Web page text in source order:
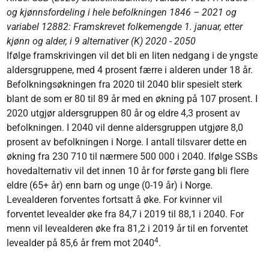
og kjønnsfordeling i hele befolkningen 1846 – 2021 og
variabel 12882: Framskrevet folkemengde 1. januar, etter
kjønn og alder, i 9 alternativer (K) 2020 - 2050
Ifølge framskrivingen vil det bli en liten nedgang i de yngste
aldersgruppene, med 4 prosent færre i alderen under 18 år.
Befolkningsøkningen fra 2020 til 2040 blir spesielt sterk
blant de som er 80 til 89 år med en økning på 107 prosent. I
2020 utgjør aldersgruppen 80 år og eldre 4,3 prosent av
befolkningen. I 2040 vil denne aldersgruppen utgjøre 8,0
prosent av befolkningen i Norge. I antall tilsvarer dette en
økning fra 230 710 til nærmere 500 000 i 2040. Ifølge SSBs
hovedalternativ vil det innen 10 år for første gang bli flere
eldre (65+ år) enn barn og unge (0-19 år) i Norge.
Levealderen forventes fortsatt å øke. For kvinner vil
forventet levealder øke fra 84,7 i 2019 til 88,1 i 2040. For
menn vil levealderen øke fra 81,2 i 2019 år til en forventet
levealder på 85,6 år frem mot 20404.